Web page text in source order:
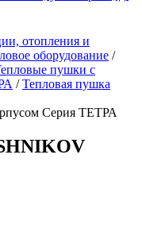
отопления и
оборудование /
пушки с
/ Тепловая пушка
Серия ТЕТРА